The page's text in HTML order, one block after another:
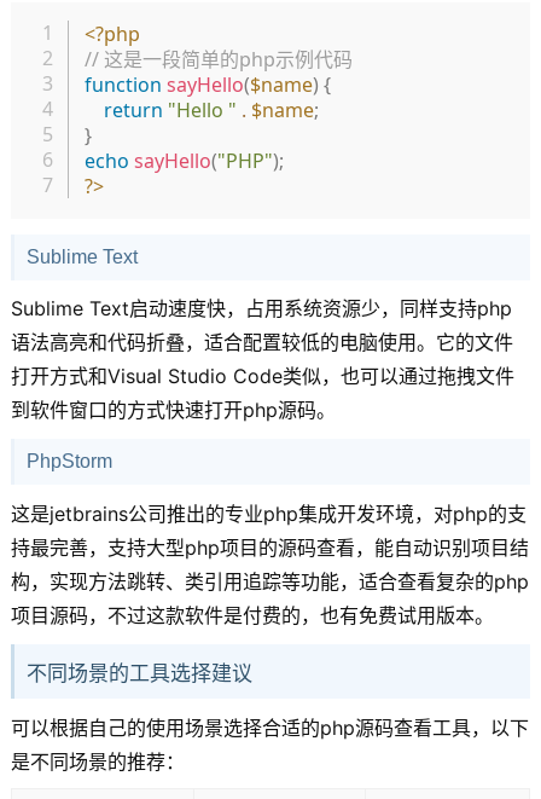
<?php
// 这是一段简单的php示例代码
function sayHello($name) {
return "Hello " . $name;
}
echo sayHello("PHP");
?>
Sublime Text
Sublime Text启动速度快，占用系统资源少，同样支持php
语法高亮和代码折叠，适合配置较低的电脑使用。它的文件
打开方式和Visual Studio Code类似，也可以通过拖拽文件
到软件窗口的方式快速打开php源码。
PhpStorm
这是jetbrains公司推出的专业php集成开发环境，对php的支
持最完善，支持大型php项目的源码查看，能自动识别项目结
构，实现方法跳转、类引用追踪等功能，适合查看复杂的php
项目源码，不过这款软件是付费的，也有免费试用版本。
不同场景的工具选择建议
可以根据自己的使用场景选择合适的php源码查看工具，以下
是不同场景的推荐：